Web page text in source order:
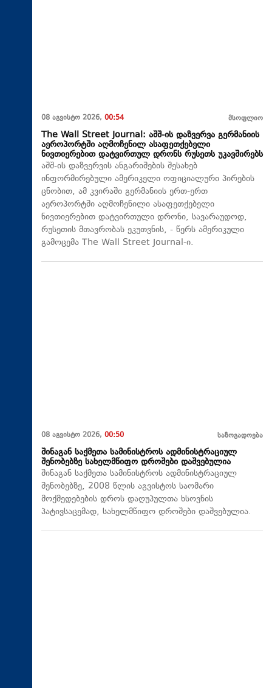
08 აგვისტო 2026, 00:54 მსოფლიო
The Wall Street Journal: აშშ-ის დაზვერვა გერმანიის
აეროპორტში აღმოჩენილ ასაფეთქებელი
ნივთიერებით დატვირთულ დრონს რუსეთს უკავშირებს
აშშ-ის დაზვერვის ანგარიშების შესახებ
ინფორმირებული ამერიკელი ოფიციალური პირების
ცნობით, ამ კვირაში გერმანიის ერთ-ერთ
აეროპორტში აღმოჩენილი ასაფეთქებელი
ნივთიერებით დატვირთული დრონი, სავარაუდოდ,
რუსეთის მთავრობას ეკუთვნის, - წერს ამერიკული
გამოცემა The Wall Street Journal-ი.
08 აგვისტო 2026, 00:50 საზოგადოება
შინაგან საქმეთა სამინისტროს ადმინისტრაციულ
შენობებზე სახელმწიფო დროშები დაშვებულია
შინაგან საქმეთა სამინისტროს ადმინისტრაციულ
შენობებზე, 2008 წლის აგვისტოს საომარი
მოქმედებების დროს დაღუპულთა ხსოვნის
პატივსაცემად, სახელმწიფო დროშები დაშვებულია.